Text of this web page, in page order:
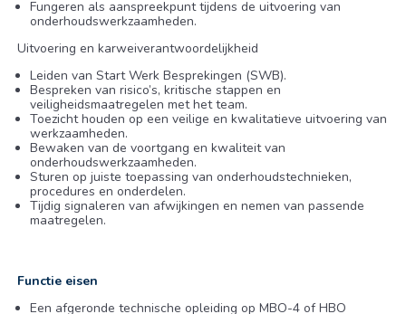
Fungeren als aanspreekpunt tijdens de uitvoering van
onderhoudswerkzaamheden.
Uitvoering en karweiverantwoordelijkheid
Leiden van Start Werk Besprekingen (SWB).
Bespreken van risico’s, kritische stappen en
veiligheidsmaatregelen met het team.
Toezicht houden op een veilige en kwalitatieve uitvoering van
werkzaamheden.
Bewaken van de voortgang en kwaliteit van
onderhoudswerkzaamheden.
Sturen op juiste toepassing van onderhoudstechnieken,
procedures en onderdelen.
Tijdig signaleren van afwijkingen en nemen van passende
maatregelen.
Functie eisen
Een afgeronde technische opleiding op MBO-4 of HBO